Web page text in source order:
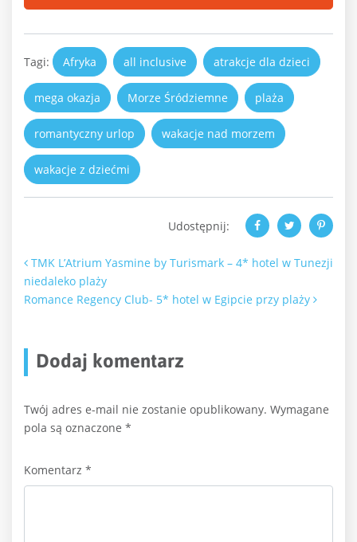
Tagi: Afryka all inclusive atrakcje dla dzieci
mega okazja Morze Śródziemne plaża
romantyczny urlop wakacje nad morzem
wakacje z dziećmi
Udostępnij:
Nawigacja po artykułach
TMK L’Atrium Yasmine by Turismark – 4* hotel w Tunezji
niedaleko plaży
Romance Regency Club- 5* hotel w Egipcie przy plaży
Dodaj komentarz
Twój adres e-mail nie zostanie opublikowany. Wymagane
pola są oznaczone *
Komentarz *